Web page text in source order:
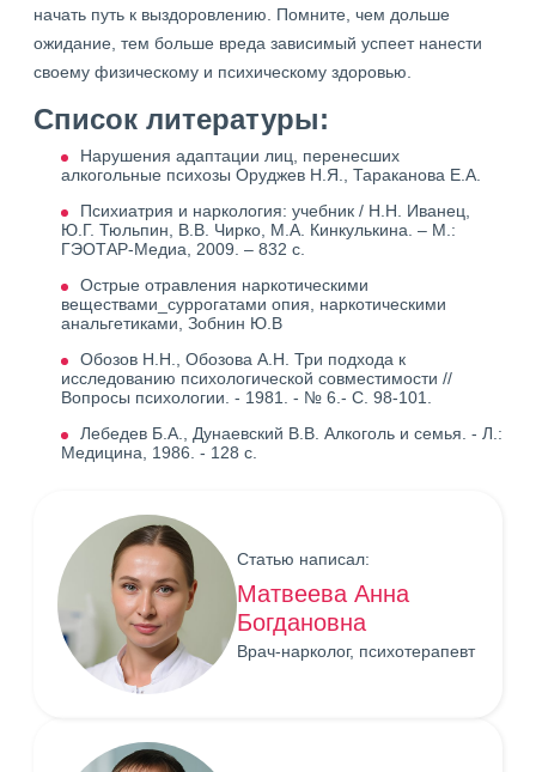
начать путь к выздоровлению. Помните, чем дольше
ожидание, тем больше вреда зависимый успеет нанести
своему физическому и психическому здоровью.
Список литературы:
Нарушения адаптации лиц, перенесших
алкогольные психозы Оруджев Н.Я., Тараканова Е.А.
Психиатрия и наркология: учебник / Н.Н. Иванец,
Ю.Г. Тюльпин, В.В. Чирко, М.А. Кинкулькина. – М.:
ГЭОТАР-Медиа, 2009. – 832 с.
Острые отравления наркотическими
веществами_суррогатами опия, наркотическими
анальгетиками, Зобнин Ю.В
Обозов Н.Н., Обозова А.Н. Три подхода к
исследованию психологической совместимости //
Вопросы психологии. - 1981. - № 6.- С. 98-101.
Лебедев Б.А., Дунаевский В.В. Алкоголь и семья. - Л.:
Медицина, 1986. - 128 с.
Статью написал:
Матвеева Анна
Богдановна
Врач-нарколог, психотерапевт